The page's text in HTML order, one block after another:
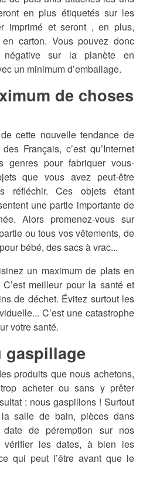
en plus étiquetés sur les
imprimé et seront , en plus,
carton. Vous pouvez donc
négative sur la planète en
un minimum d’emballage.
de choses
cette nouvelle tendance de
Français, c’est qu’Internet
pour fabriquer vous-
que vous avez peut-être
réfléchir. Ces objets étant
une partie importante de
Alors promenez-vous sur
ou tous vos vêtements, de
bébé, des sacs à vrac...
un maximum de plats en
meilleur pour la santé et
de déchet. Évitez surtout les
C’est une catastrophe
votre santé.
gaspillage
produits que nous achetons,
acheter ou sans y prêter
: nous gaspillons ! Surtout
salle de bain, pièces dans
de péremption sur nos
vérifier les dates, à bien les
qui peut l’être avant que le